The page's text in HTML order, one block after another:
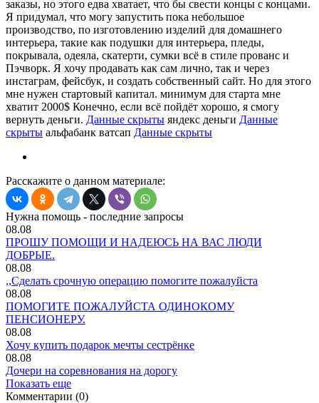
заказы, но этого едва хватает, что бы свести концы с концами.
Я придумал, что могу запустить пока небольшое
производство, по изготовлению изделий для домашнего
интерьера, такие как подушки для интерьера, пледы,
покрывала, одеяла, скатерти, сумки всё в стиле прованс и
Пэчворк. Я хочу продавать как сам лично, так и через
инстаграм, фейсбук, и создать собственный сайт. Но для этого
мне нужен стартовый капитал. минимум для старта мне
хватит 2000$ Конечно, если всё пойдёт хорошо, я смогу
вернуть деньги. Данные скрыты яндекс деньги Данные
скрыты альфабанк ватсап Данные скрыты
Расскажите о данном материале:
Нужна помощь - последние запросы
08.08
ПРОШУ ПОМОЩИ И НАДЕЮСЬ НА ВАС ЛЮДИ
ДОБРЫЕ.
08.08
,,Сделать срочную операцию помогите пожалуйста
08.08
ПОМОГИТЕ ПОЖАЛУЙСТА ОДИНОКОМУ
ПЕНСИОНЕРУ.
08.08
Хочу купить подарок мечты сестрёнке
08.08
Дочери на соревнования на дорогу
Показать еще
Комментарии (0)